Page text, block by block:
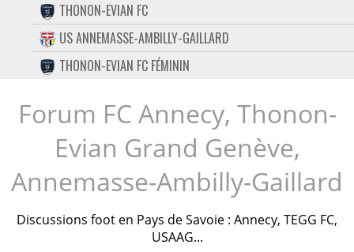
CONTACT
FACEBOOK
TWITTER
INSTAGRAM
THONON-EVIAN FC
US ANNEMASSE-AMBILLY-GAILLARD
THONON-EVIAN FC FÉMININ
Forum FC Annecy, Thonon-
Evian Grand Genève,
Annemasse-Ambilly-Gaillard
Discussions foot en Pays de Savoie : Annecy, TEGG FC,
USAAG...